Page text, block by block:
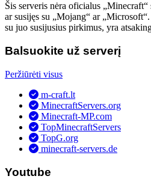
Šis serveris nėra oficialus
ar susijęs su „Mojang“ ar
su juo susijusius pirkimus, yra
Balsuokite už serverį
Peržiūrėti visus
m-craft.lt
MinecraftServers.org
Minecraft-MP.com
TopMinecraftServers
TopG.org
minecraft-servers.de
Youtube